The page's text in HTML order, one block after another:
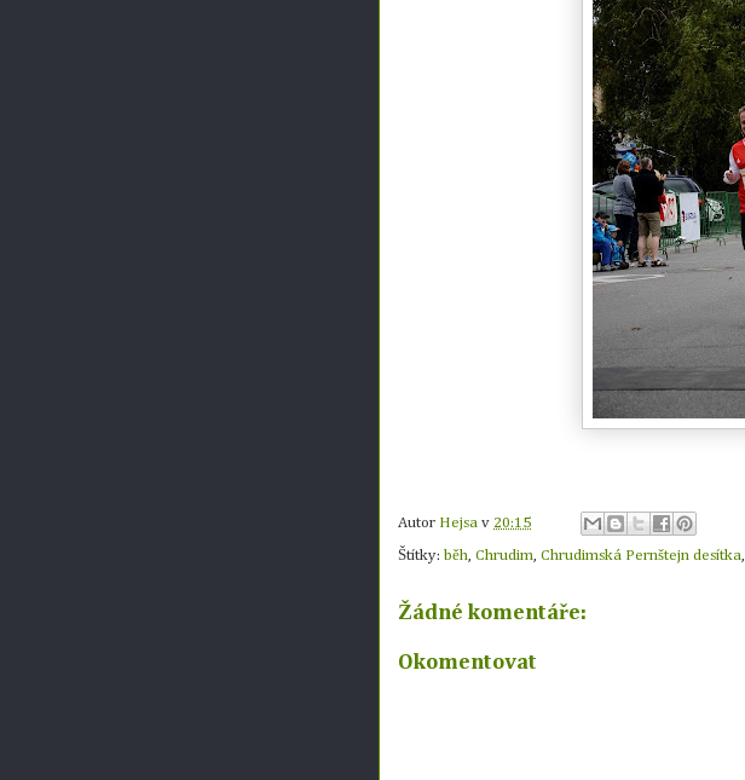
Autor Hejsa v 20:15
Štítky: běh, Chrudim, Chrudimská Pernštejn desítka,
Žádné komentáře:
Okomentovat